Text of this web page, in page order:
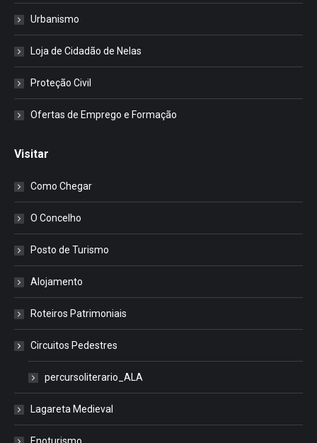
Urbanismo
Loja de Cidadão de Nelas
Proteção Civil
Ofertas de Emprego e Formação
Visitar
Como Chegar
O Concelho
Posto de Turismo
Alojamento
Roteiros Patrimoniais
Circuitos Pedestres
percursoliterario_ALA
Lagareta Medieval